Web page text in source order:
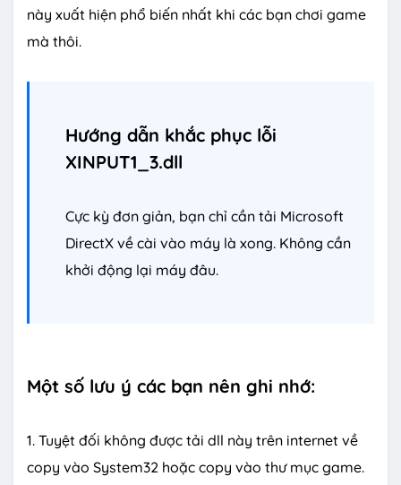
này xuất hiện phổ biến nhất khi các bạn chơi game
mà thôi.
Hướng dẫn khắc phục lỗi
XINPUT1_3.dll
Cực kỳ đơn giản, bạn chỉ cần tải Microsoft
DirectX về cài vào máy là xong. Không cần
khởi động lại máy đâu.
Một số lưu ý các bạn nên ghi nhớ:
1. Tuyệt đối không được tải dll này trên internet về
copy vào System32 hoặc copy vào thư mục game.